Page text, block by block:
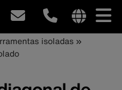
site
isoladas